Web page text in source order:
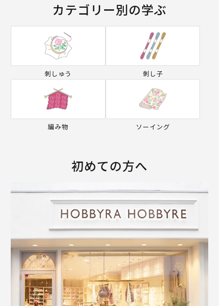
カテゴリー別の学ぶ
刺しゅう 刺し子
編み物 ソーイング
初めての方へ